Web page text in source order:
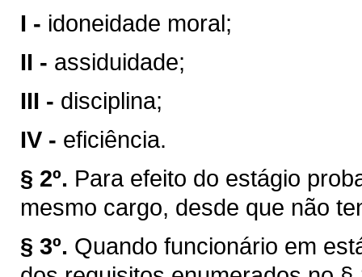
I - idoneidade moral;
II - assiduidade;
III - disciplina;
IV - eficiência.
§ 2º. Para efeito do estágio
mesmo cargo, desde que não
§ 3º. Quando funcionário em